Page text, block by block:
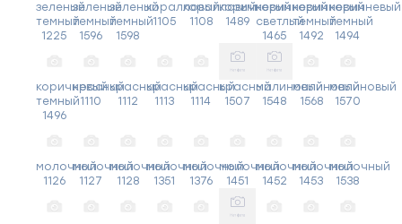
зеленый
темный
1225
зеленый
темный
1596
зеленый
темный
1598
коралловый
1105
коралловый
1108
коричневый
1489
коричневый
светлый
1465
коричневый
темный
1492
коричневый
темный
1494
коричневый
темный
1496
красный
1110
красный
1112
красный
1113
красный
1114
красный
1507
малиновый
1548
малиновый
1568
малиновый
1570
молочный
1126
молочный
1127
молочный
1128
молочный
1351
молочный
1376
молочный
1451
молочный
1452
молочный
1453
молочный
1538